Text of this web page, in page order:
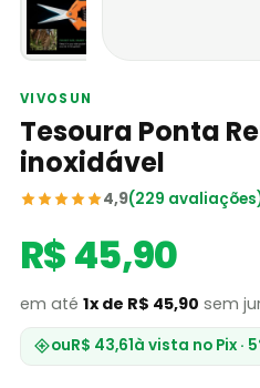
VIVOSUN
Tesoura Ponta
inoxidável
4,9(229
R$ 45,90
em até 1x de R$ 45,90 sem
ouR$ 43,61à vista no Pix ·